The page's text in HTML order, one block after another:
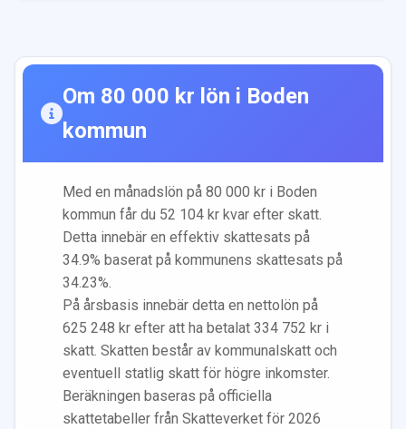
Om 80 000 kr lön i Boden
kommun
Med en månadslön på 80 000 kr i Boden
kommun får du 52 104 kr kvar efter skatt.
Detta innebär en effektiv skattesats på
34.9% baserat på kommunens skattesats på
34.23%.
På årsbasis innebär detta en nettolön på
625 248 kr efter att ha betalat 334 752 kr i
skatt. Skatten består av kommunalskatt och
eventuell statlig skatt för högre inkomster.
Beräkningen baseras på officiella
skattetabeller från Skatteverket för 2026